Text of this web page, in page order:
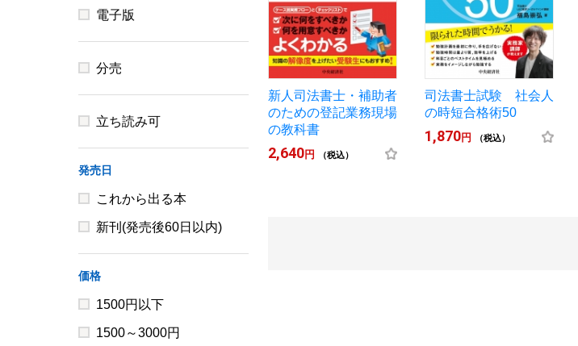
新人司法書士・補助者
のための登記業務現場
の教科書
2,640円 （税込）
司法書士試験 社会人
の時短合格術50
1,870円 （税込）
電子版
分売
立ち読み可
発売日
これから出る本
新刊(発売後60日以内)
価格
1500円以下
1500～3000円